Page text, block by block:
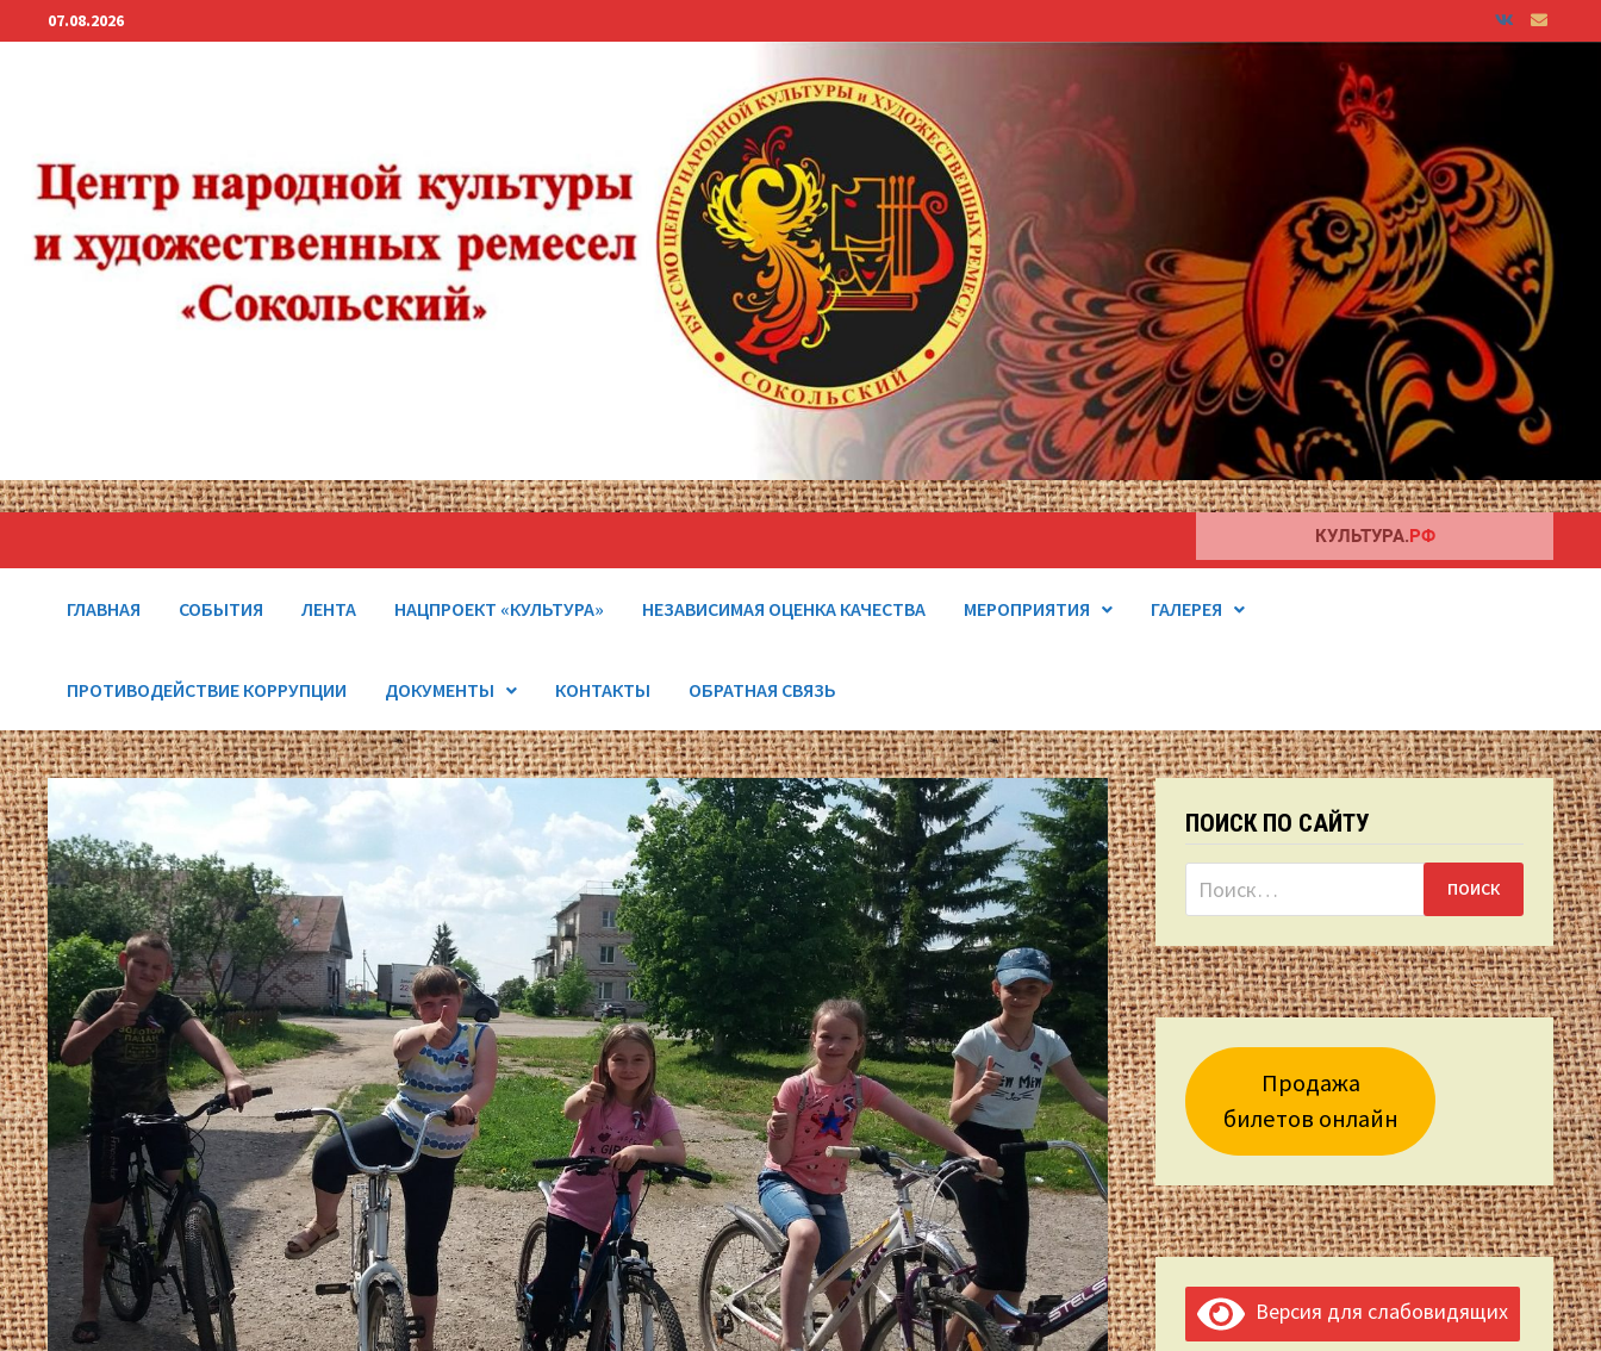
Перейти
к
07.08.2026
ГЛАВНАЯ СОБЫТИЯ ЛЕНТА НАЦПРОЕКТ «КУЛЬТУРА» НЕЗАВИСИМАЯ ОЦЕНКА КАЧЕСТВА МЕРОПРИЯТИЯ ГАЛЕРЕЯ
ПРОТИВОДЕЙСТВИЕ КОРРУПЦИИ ДОКУМЕНТЫ КОНТАКТЫ ОБРАТНАЯ СВЯЗЬ
ПОИСК ПО САЙТУ
Найти:
Продажа
билетов онлайн
Версия для слабовидящих